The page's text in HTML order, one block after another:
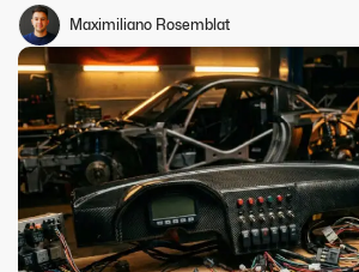
Maximiliano Rosemblat